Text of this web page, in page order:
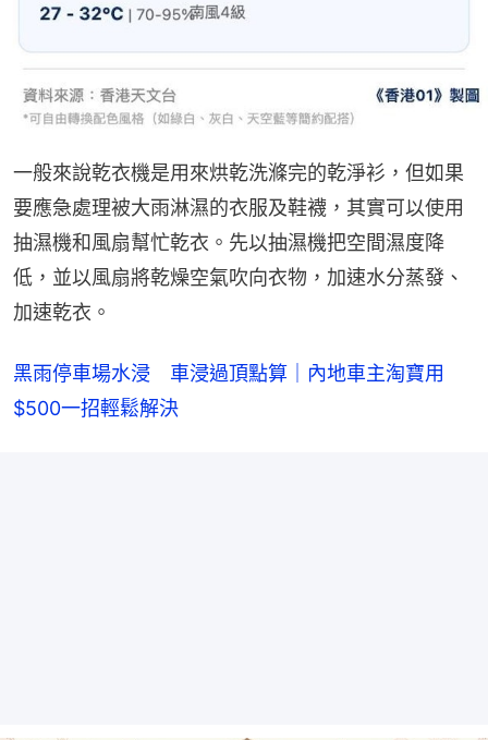
一般來說乾衣機是用來烘乾洗滌完的乾淨衫，但如果
要應急處理被大雨淋濕的衣服及鞋襪，其實可以使用
抽濕機和風扇幫忙乾衣。先以抽濕機把空間濕度降
低，並以風扇將乾燥空氣吹向衣物，加速水分蒸發、
加速乾衣。
黑雨停車場水浸　車浸過頂點算｜內地車主淘寶用
$500一招輕鬆解決